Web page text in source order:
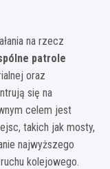
na rzecz
patrole
oraz
się na
celem jest
takich jak mosty,
najwyższego
kolejowego.